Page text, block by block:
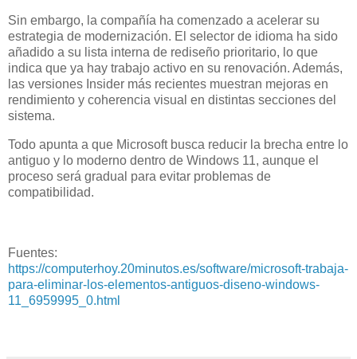
Sin embargo, la compañía ha comenzado a acelerar su
estrategia de modernización. El selector de idioma ha sido
añadido a su lista interna de rediseño prioritario, lo que
indica que ya hay trabajo activo en su renovación. Además,
las versiones Insider más recientes muestran mejoras en
rendimiento y coherencia visual en distintas secciones del
sistema.
Todo apunta a que Microsoft busca reducir la brecha entre lo
antiguo y lo moderno dentro de Windows 11, aunque el
proceso será gradual para evitar problemas de
compatibilidad.
Fuentes:
https://computerhoy.20minutos.es/software/microsoft-trabaja-
para-eliminar-los-elementos-antiguos-diseno-windows-
11_6959995_0.html